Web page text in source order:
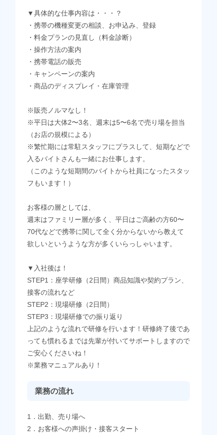
▼具体的な仕事内容は・・・？
・携帯の機種変更の相談、お申込み、登録
・料金プランの見直し（料金診断）
・操作方法の案内
・携帯電話の販売
・キャンペーンの案内
・商品のディスプレイ・在庫管理
※販売ノルマなし！
※平日は大体2〜3名、週末は5〜6名で売り場を担当
（お店の規模による）
※繁忙期には常駐スタッフにプラスして、短期などで
入るバイトさんも一緒にお仕事します。
（このような短期間のバイトから社員になったスタッ
フもいます！）
お客様の層としては、
週末はファミリー層が多く、平日はご高齢の方60〜
70代などで携帯に関して全く分からないから教えて
欲しいというような方が多くいらっしゃいます。
▼入社後は！
STEP1：座学研修（2日間）商品知識や契約プラン、
接客の流れなど
STEP2：現場研修（2日間）
STEP3：現場研修での振り返り
上記のような流れで研修を行います！研修終了後であ
っても慣れるまでは先輩が付いてサポートしますので
ご安心くださいね！
※業務マニュアルあり！
業務の流れ
1．出勤、売り場へ
2．お客様への声掛け・接客スタート